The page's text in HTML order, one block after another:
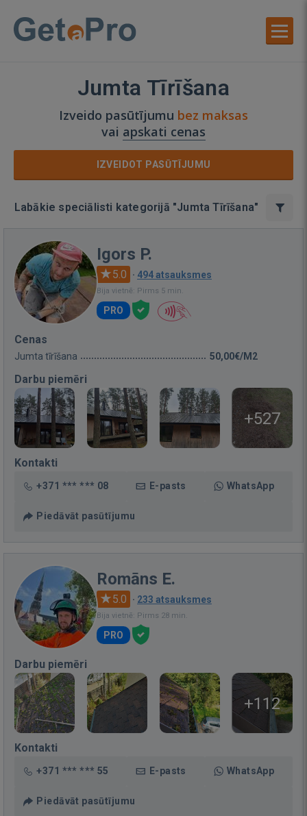
Jumta Tīrīšana
Izveido pasūtījumu bez maksas
vai apskati cenas
IZVEIDOT PASŪTĪJUMU
Labākie speciālisti kategorijā "Jumta Tīrīšana"
Igors P.
5.0 · 494 atsauksmes
Bija vietnē: Pirms 5 min.
PRO
Cenas
Jumta tīrīšana 50,00€/M2
Darbu piemēri
+527
Kontakti
+371 *** *** 08 E-pasts WhatsApp
Piedāvāt pasūtījumu
Romāns E.
5.0 · 233 atsauksmes
Bija vietnē: Pirms 28 min.
PRO
Darbu piemēri
+112
Kontakti
+371 *** *** 55 E-pasts WhatsApp
Piedāvāt pasūtījumu